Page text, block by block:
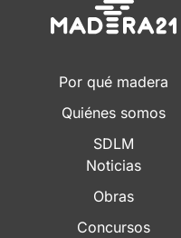
Por qué madera
Quiénes somos
SDLM
Noticias
Obras
Concursos